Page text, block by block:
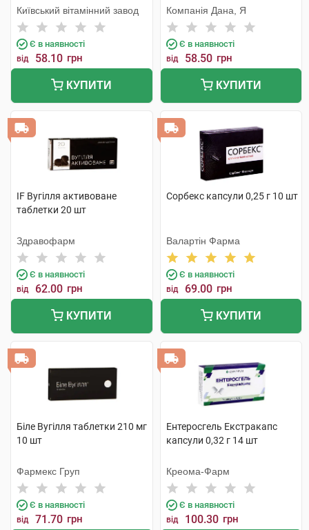
Київський вітамінний завод
Є в наявності
від 58.10 грн
КУПИТИ
Компанія Дана, Я
Є в наявності
від 58.50 грн
КУПИТИ
IF Вугілля активоване
таблетки 20 шт
Здравофарм
Є в наявності
від 62.00 грн
КУПИТИ
Сорбекс капсули 0,25 г 10 шт
Валартін Фарма
Є в наявності
від 69.00 грн
КУПИТИ
Біле Вугілля таблетки 210 мг
10 шт
Фармекс Груп
Є в наявності
від 71.70 грн
Ентеросгель Екстракапс
капсули 0,32 г 14 шт
Креома-Фарм
Є в наявності
від 100.30 грн